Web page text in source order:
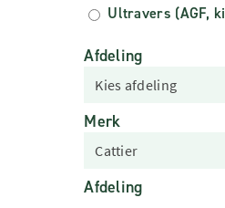
Ultravers (AGF,
Afdeling
Kies afdeling
Merk
Cattier
Afdeling